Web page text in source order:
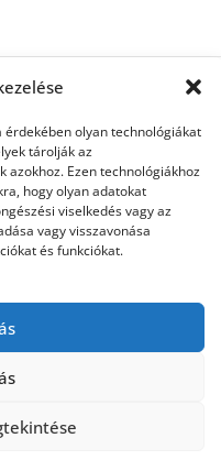
olyan technológiákat
tárolják az
azokhoz. Ezen technológiákhoz
hogy olyan adatokat
viselkedés vagy az
vagy visszavonása
és funkciókat.